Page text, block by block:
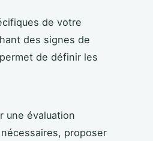
de votre
des signes de
de définir les
une évaluation
proposer